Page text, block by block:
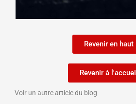
Revenir en haut
Revenir à l'accueil
Voir un autre article du blog